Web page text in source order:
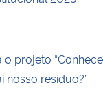
o projeto
nosso resíduo?”